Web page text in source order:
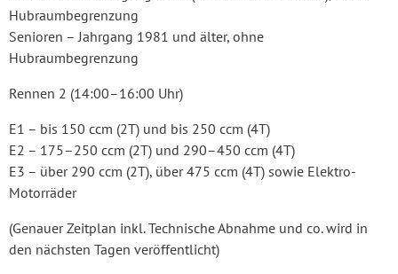
Hubraumbegrenzung
Senioren – Jahrgang 1981 und älter, ohne
Hubraumbegrenzung
Rennen 2 (14:00–16:00 Uhr)
E1 – bis 150 ccm (2T) und bis 250 ccm (4T)
E2 – 175–250 ccm (2T) und 290–450 ccm (4T)
E3 – über 290 ccm (2T), über 475 ccm (4T) sowie Elektro-
Motorräder
(Genauer Zeitplan inkl. Technische Abnahme und co. wird in
den nächsten Tagen veröffentlicht)